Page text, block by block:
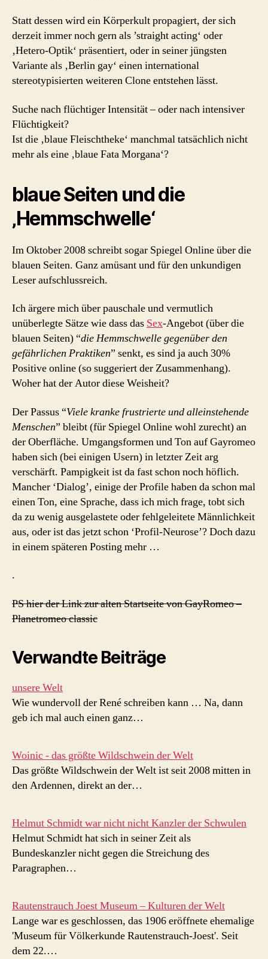
Statt dessen wird ein Körperkult propagiert, der sich
derzeit immer noch gern als ’straight acting‘ oder
‚Hetero-Optik‘ präsentiert, oder in seiner jüngsten
Variante als ‚Berlin gay‘ einen international
stereotypisierten weiteren Clone entstehen lässt.
Suche nach flüchtiger Intensität – oder nach intensiver
Flüchtigkeit?
Ist die ‚blaue Fleischtheke‘ manchmal tatsächlich nicht
mehr als eine ‚blaue Fata Morgana‘?
blaue Seiten und die
‚Hemmschwelle‘
Im Oktober 2008 schreibt sogar Spiegel Online über die
blauen Seiten. Ganz amüsant und für den unkundigen
Leser aufschlussreich.
Ich ärgere mich über pauschale und vermutlich
unüberlegte Sätze wie dass das Sex-Angebot (über die
blauen Seiten) “die Hemmschwelle gegenüber den
gefährlichen Praktiken” senkt, es sind ja auch 30%
Positive online (so suggeriert der Zusammenhang).
Woher hat der Autor diese Weisheit?
Der Passus “Viele kranke frustrierte und alleinstehende
Menschen” bleibt (für Spiegel Online wohl zurecht) an
der Oberfläche. Umgangsformen und Ton auf Gayromeo
haben sich (bei einigen Usern) in letzter Zeit arg
verschärft. Pampigkeit ist da fast schon noch höflich.
Mancher ‘Dialog’, einige der Profile haben da schon mal
einen Ton, eine Sprache, dass ich mich frage, tobt sich
da zu wenig ausgelastete oder fehlgeleitete Männlichkeit
aus, oder ist das jetzt schon ‘Profil-Neurose’? Doch dazu
in einem späteren Posting mehr …
.
PS hier der Link zur alten Startseite von GayRomeo –
Planetromeo classic
Verwandte Beiträge
unsere Welt
Wie wundervoll der René schreiben kann … Na, dann
geb ich mal auch einen ganz…
Woinic - das größte Wildschwein der Welt
Das größte Wildschwein der Welt ist seit 2008 mitten in
den Ardennen, direkt an der…
Helmut Schmidt war nicht nicht Kanzler der Schwulen
Helmut Schmidt hat sich in seiner Zeit als
Bundeskanzler nicht gegen die Streichung des
Paragraphen…
Rautenstrauch Joest Museum – Kulturen der Welt
Lange war es geschlossen, das 1906 eröffnete ehemalige
'Museum für Völkerkunde Rautenstrauch-Joest'. Seit
dem 22.…